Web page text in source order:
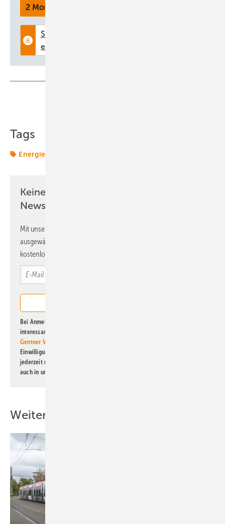
saubere Wärmeversorgung. | 64
Wärme aus der Erde
Wie funktioniert die Wärmeversorgung von Quartieren mithilfe von
Geothermie? | 66
2 Monate kostenlos testen
Tags
Energieversorger
Keine Zeit? Kein Problem mit dem ERE
Newsletter!
Mit unserem Newsletter erhalten Sie regelmäßig von uns
ausgewählte Informationen und Neuigkeiten, gebündelt und
kostenlos direkt ins Postfach.
Bei Anmeldung zu diesem Newsletter bin ich damit einverstanden, über
interessante Verlags- und Online-Angebote
Gentner Verlag GmbH & Co. KG
Einwilligung kann ich jederzeit widerrufen und eine Abmeldung ist
jederzeit möglich. Informationen zum Umgang mit Daten finden Sie
auch in unserer
Weitere Inhalte